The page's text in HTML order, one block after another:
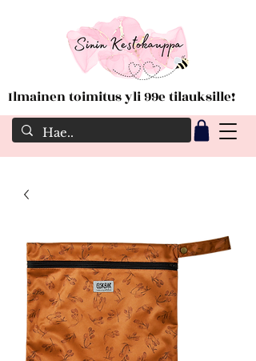
Ilmainen toimitus yli 99e tilauksille!